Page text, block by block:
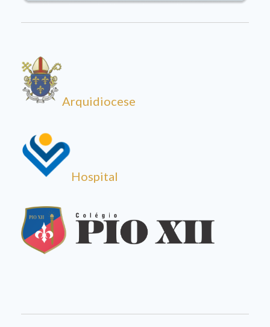
Arquidiocese
Hospital